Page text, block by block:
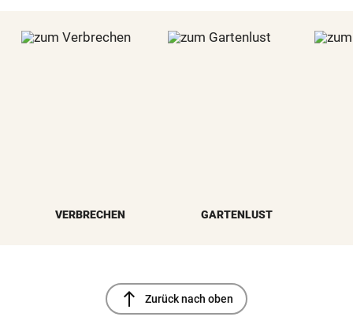
VERBRECHEN GARTENLUST
north Zurück nach oben